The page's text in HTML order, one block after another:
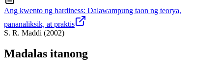
Ang kwento ng hardiness: Dalawampung taon ng teorya,
pananaliksik, at praktis
S. R. Maddi (2002)
Madalas itanong